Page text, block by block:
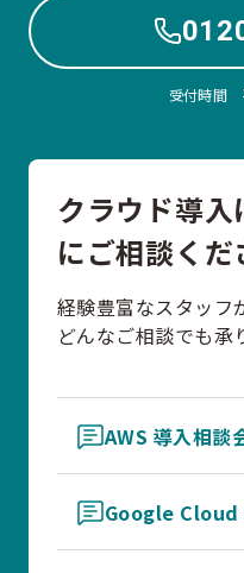
受付時間
クラウド導
にご相談くだ
経験豊富なスタッフ
どんなご相談でも承
AWS 導入相談
Google Cloud